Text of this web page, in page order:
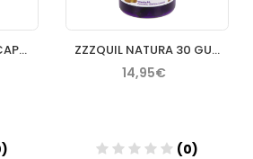
IVB STRESS OFF 60 CAPSULAS ZZZQUIL NATURA 30 GUMMIES SABOR MANGO & PLATANO
14,95€
(0)